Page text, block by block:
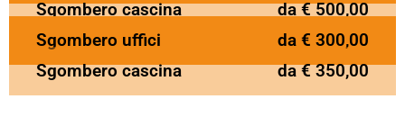
Sgombero cascina
da € 500,00
Sgombero uffici
da € 300,00
Sgombero cascina
da € 350,00